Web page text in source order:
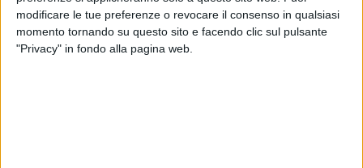
modificare le tue preferenze o revocare il consenso in qualsiasi
momento tornando su questo sito e facendo clic sul pulsante
"Privacy" in fondo alla pagina web.
Immediato l'intervento deiVigili del Fuocoper spegnere
l'incendio e mettere in sicurezza la zona, sul posto anche il